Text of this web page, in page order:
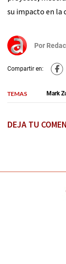
su impacto en la
Por
Compartir en:
TEMAS Mark
DEJA TU